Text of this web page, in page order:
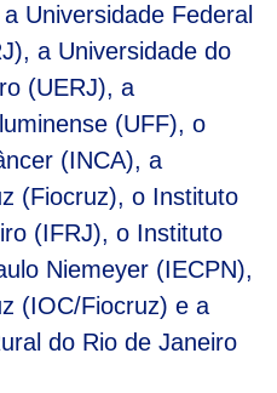
Universidade Federal
a Universidade do
(UERJ), a
(UFF), o
(INCA), a
(Fiocruz), o Instituto
(IFRJ), o Instituto
Niemeyer (IECPN),
(IOC/Fiocruz) e a
do Rio de Janeiro